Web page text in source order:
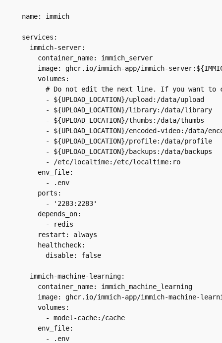
name: immich
services:
  immich-server:
    container_name: immich_server
image: ghcr.io/immich-app/immich-
    volumes:
# Do not edit the next line. If you want to
      - ${UPLOAD_LOCATION}/upload:/data/upload
      - ${UPLOAD_LOCATION}/library:/data/library
      - ${UPLOAD_LOCATION}/thumbs:/data/thumbs
- ${UPLOAD_LOCATION}/encoded-video:/data/
      - ${UPLOAD_LOCATION}/profile:/data/profile
      - ${UPLOAD_LOCATION}/backups:/data/backups
      - /etc/localtime:/etc/localtime:ro
    env_file:
      - .env
    ports:
      - '2283:2283'
    depends_on:
      - redis
    restart: always
    healthcheck:
      disable: false
  immich-machine-learning:
    container_name: immich_machine_learning
image: ghcr.io/immich-app/immich-machine-
    volumes:
      - model-cache:/cache
    env_file:
      - .env